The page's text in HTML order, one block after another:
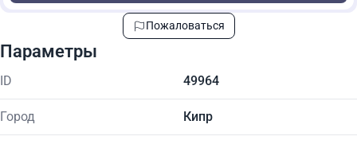
Пожаловаться
Параметры
ID 49964
Город Кипр